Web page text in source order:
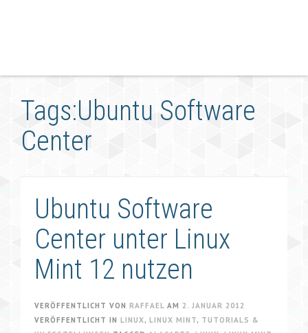
Tags:Ubuntu Software
Center
Ubuntu Software
Center unter Linux
Mint 12 nutzen
VERÖFFENTLICHT VON RAFFAEL AM 2. JANUAR 2012
VERÖFFENTLICHT IN LINUX, LINUX MINT, TUTORIALS &